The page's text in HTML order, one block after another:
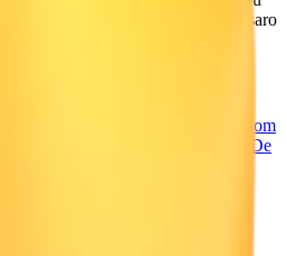
Ambos os designs mostram o pássaro
bico e pés laranja.
Ninho Com
Pintinho De